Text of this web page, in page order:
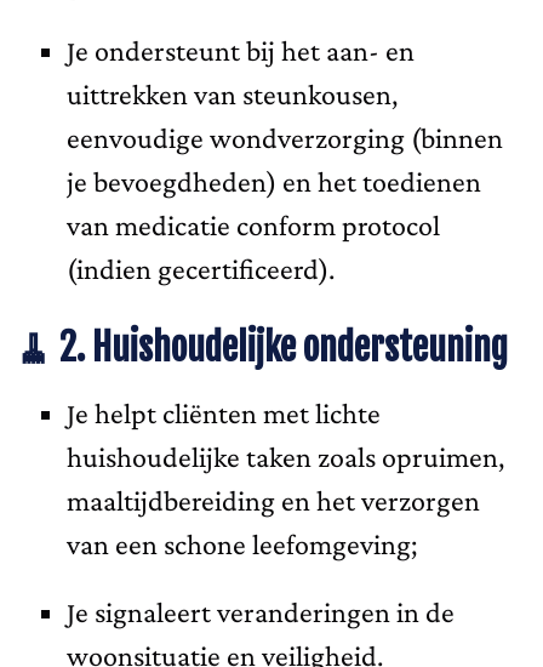
Je ondersteunt bij het aan- en
uittrekken van steunkousen,
eenvoudige wondverzorging (binnen
je bevoegdheden) en het toedienen
van medicatie conform protocol
(indien gecertificeerd).
🧹 2. Huishoudelijke ondersteuning
Je helpt cliënten met lichte
huishoudelijke taken zoals opruimen,
maaltijdbereiding en het verzorgen
van een schone leefomgeving;
Je signaleert veranderingen in de
woonsituatie en veiligheid.